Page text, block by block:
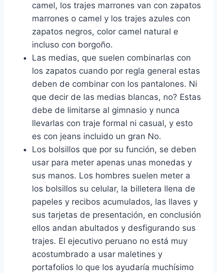
camel, los trajes marrones van con zapatos
marrones o camel y los trajes azules con
zapatos negros, color camel natural e
incluso con borgoño.
Las medias, que suelen combinarlas con
los zapatos cuando por regla general estas
deben de combinar con los pantalones. Ni
que decir de las medias blancas, no? Estas
debe de limitarse al gimnasio y nunca
llevarlas con traje formal ni casual, y esto
es con jeans incluido un gran No.
Los bolsillos que por su función, se deben
usar para meter apenas unas monedas y
sus manos. Los hombres suelen meter a
los bolsillos su celular, la billetera llena de
papeles y recibos acumulados, las llaves y
sus tarjetas de presentación, en conclusión
ellos andan abultados y desfigurando sus
trajes. El ejecutivo peruano no está muy
acostumbrado a usar maletines y
portafolios lo que los ayudaría muchísimo